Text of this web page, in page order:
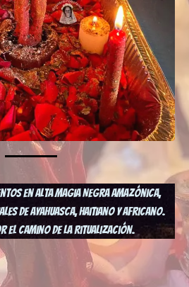
En Alta Magia Negra Amazónica,
De Ayahuasca, Haitiano Y Africano.
El Camino De La Ritualización.